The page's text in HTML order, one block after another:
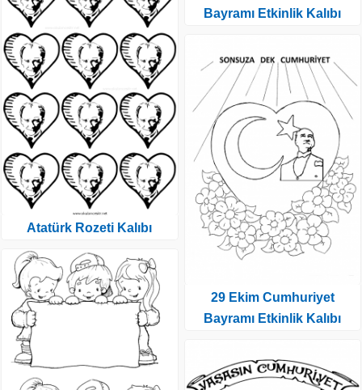
Atatürk Rozeti Kalıbı
Bayramı Etkinlik Kalıbı
29 Ekim Cumhuriyet
Bayramı Etkinlik Kalıbı